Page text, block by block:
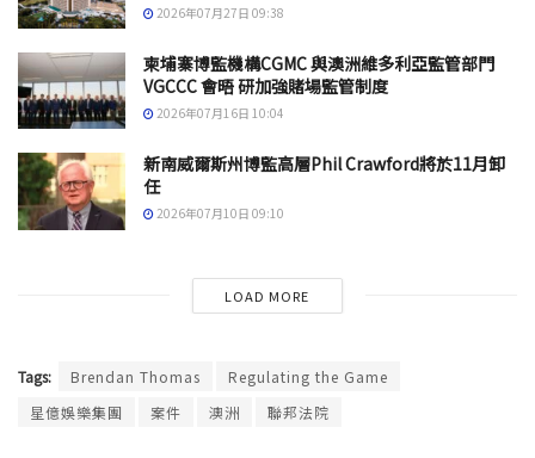
2026年07月27日 09:38
柬埔寨博監機構CGMC 與澳洲維多利亞監管部門
VGCCC 會晤 研加強賭場監管制度
2026年07月16日 10:04
新南威爾斯州博監高層Phil Crawford將於11月卸
任
2026年07月10日 09:10
LOAD MORE
Tags: Brendan Thomas
Regulating the Game
星億娛樂集團
案件 澳洲 聯邦法院